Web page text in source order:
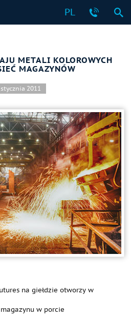
PL
METALI KOLOROWYCH
MAGAZYNÓW
2011
na giełdzie otworzy w
w porcie